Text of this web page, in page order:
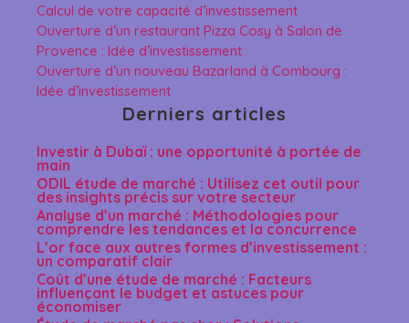
Calcul de votre capacité d’investissement
Ouverture d’un restaurant Pizza Cosy à Salon de
Provence : Idée d’investissement
Ouverture d’un nouveau Bazarland à Combourg :
Idée d’investissement
Derniers articles
Investir à Dubaï : une opportunité à portée de
main
ODIL étude de marché : Utilisez cet outil pour
des insights précis sur votre secteur
Analyse d’un marché : Méthodologies pour
comprendre les tendances et la concurrence
L’or face aux autres formes d’investissement :
un comparatif clair
Coût d’une étude de marché : Facteurs
influençant le budget et astuces pour
économiser